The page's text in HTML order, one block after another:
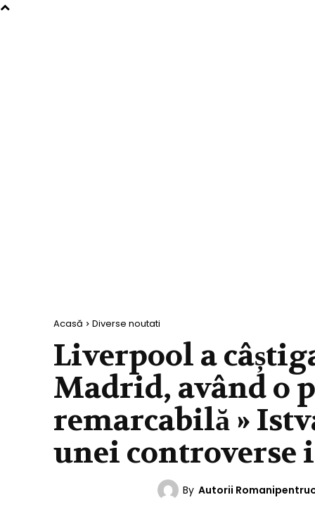
Acasă Diverse noutati
Liverpool a
Madrid, având o
remarcabilă »
unei controverse
By Autorii